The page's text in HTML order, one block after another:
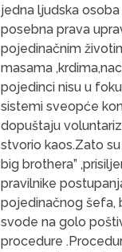
jedna ljudska
posebna prava
pojedinačnim
masama
pojedinci nisu u
sistemi sveopće
dopuštaju
stvorio kaos.Zato su
big brothera”
pravilnike
pojedinačnog šefa,
svode na golo
procedure